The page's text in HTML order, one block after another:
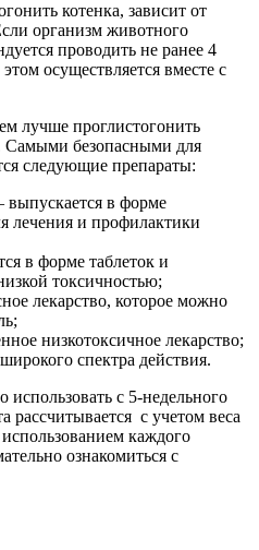
котенка, зависит от
организм животного
проводить не ранее 4
осуществляется вместе с
лучше проглистогонить
Самыми безопасными для
следующие препараты:
выпускается в форме
лечения и профилактики
в форме таблеток и
токсичностью;
лекарство, которое можно
низкотоксичное лекарство;
спектра действия.
с 5-недельного
рассчитывается с учетом веса
каждого
ознакомиться с